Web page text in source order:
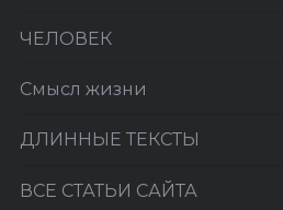
ЧЕЛОВЕК
Смысл жизни
ДЛИННЫЕ ТЕКСТЫ
ВСЕ СТАТЬИ САЙТА